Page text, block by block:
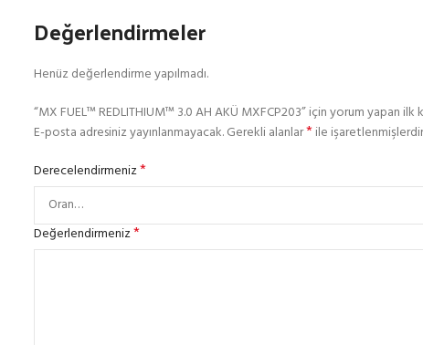
Değerlendirmeler
Henüz değerlendirme yapılmadı.
“MX FUEL™ REDLITHIUM™ 3.0 AH AKÜ MXFCP203” için yorum yapan ilk
E-posta adresiniz yayınlanmayacak.Gerekli alanlar*ile işaretlenmişlerdir
Derecelendirmeniz*
Değerlendirmeniz*